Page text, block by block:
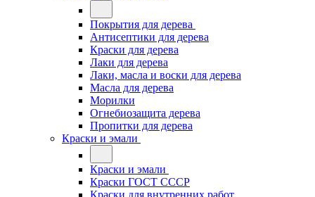
Покрытия для дерева
Антисептики для дерева
Краски для дерева
Лаки для дерева
Лаки, масла и воски для дерева
Масла для дерева
Морилки
Огнебиозащита дерева
Пропитки для дерева
Краски и эмали
Краски и эмали
Краски ГОСТ СССР
Краски для внутренних работ